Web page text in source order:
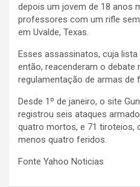
depois um jovem de 18 anos
professores com um rifle
em Uvalde, Texas.
Esses assassinatos, cuja
então, reacenderam o
regulamentação de armas de
Desde 1º de janeiro, o site
registrou seis ataques
quatro mortos, e 71 tiroteios,
menos quatro feridos.
Fonte Yahoo Noticias